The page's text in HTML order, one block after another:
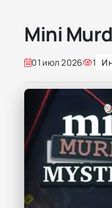
Mini
01 июл 2026 1